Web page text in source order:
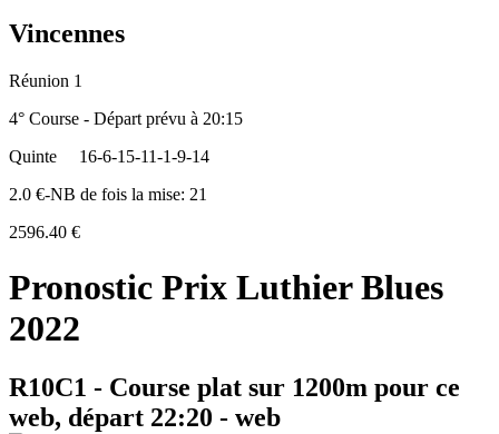
Vincennes
Réunion 1
4° Course - Départ prévu à 20:15
Quinte
16-6-15-11-1-9-14
2.0 €-NB de fois la mise: 21
2596.40 €
Pronostic Prix Luthier Blues
2022
R10C1 - Course plat sur 1200m pour ce
web, départ 22:20 - web